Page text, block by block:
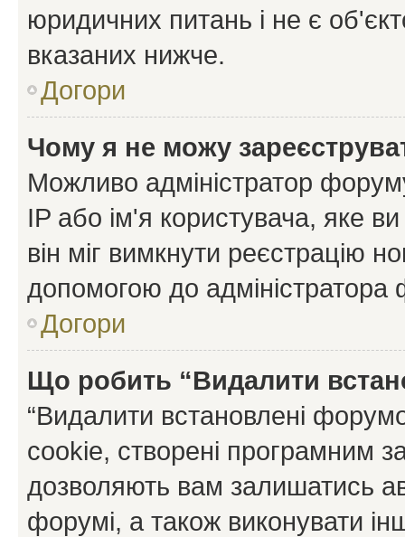
юридичних питань і не є
вказаних нижче.
Догори
Чому я не можу
Можливо адміністратор
IP або ім'я користувача, яке
він міг вимкнути реєстрацію
допомогою до адміністратора
Догори
Що робить “Видалити
“Видалити встановлені
cookie, створені програмним
дозволяють вам залишатись
форумі, а також виконувати